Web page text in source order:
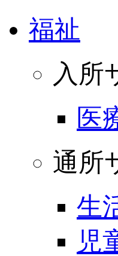
福祉
入所
医
通所
生
児